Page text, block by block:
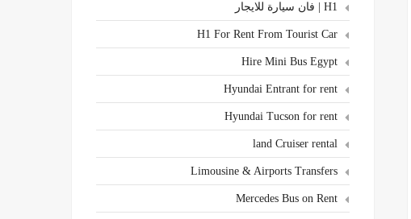
H1 | فان سيارة للايجار
H1 For Rent From Tourist Car
Hire Mini Bus Egypt
Hyundai Entrant for rent
Hyundai Tucson for rent
land Cruiser rental
Limousine & Airports Transfers
Mercedes Bus on Rent